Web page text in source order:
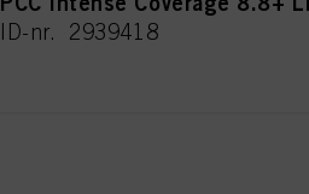
ID-nr. 2939418